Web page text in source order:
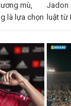
mù,
là lựa chọn
Jadon
luật từ